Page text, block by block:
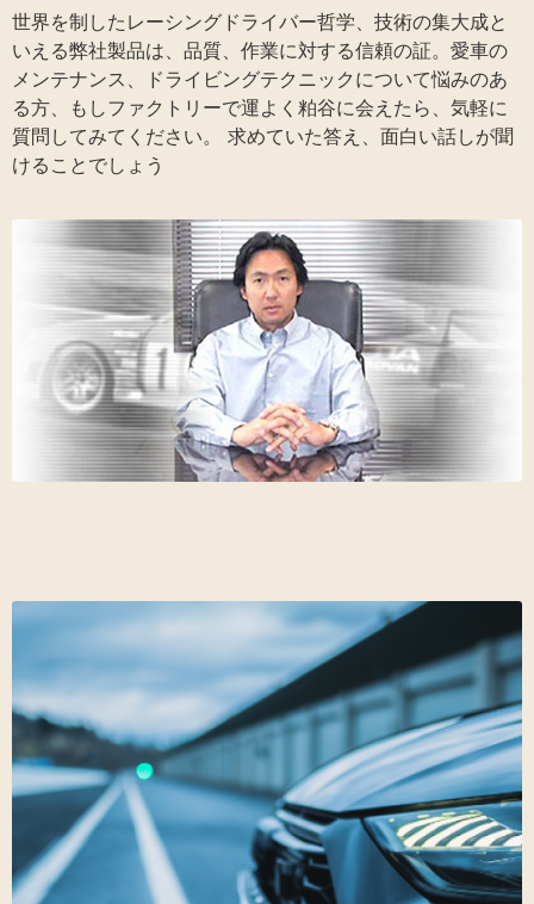
世界を制したレーシングドライバー哲学、技術の集大成と
いえる弊社製品は、品質、作業に対する信頼の証。愛車の
メンテナンス、ドライビングテクニックについて悩みのあ
る方、もしファクトリーで運よく粕谷に会えたら、気軽に
質問してみてください。 求めていた答え、面白い話しが聞
けることでしょう